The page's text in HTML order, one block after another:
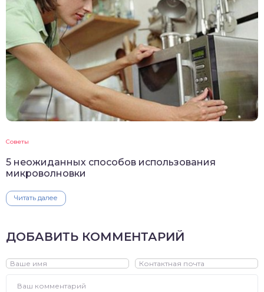
Советы
5 неожиданных способов использования
микроволновки
Читать далее
ДОБАВИТЬ КОММЕНТАРИЙ